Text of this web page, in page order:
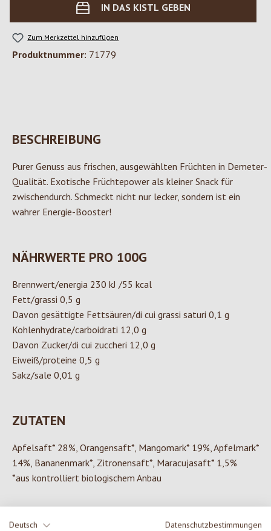
Deutsch Datenschutzbestimmungen
IN DAS KISTL GEBEN
Zum Merkzettel hinzufügen
Produktnummer: 71779
BESCHREIBUNG
Purer Genuss aus frischen, ausgewählten Früchten in Demeter-
Qualität. Exotische Früchtepower als kleiner Snack für
zwischendurch. Schmeckt nicht nur lecker, sondern ist ein
wahrer Energie-Booster!
NÄHRWERTE PRO 100G
Brennwert/energia 230 kJ /55 kcal
Fett/grassi 0,5 g
Davon gesättigte Fettsäuren/di cui grassi saturi 0,1 g
Kohlenhydrate/carboidrati 12,0 g
Davon Zucker/di cui zuccheri 12,0 g
Eiweiß/proteine 0,5 g
Sakz/sale 0,01 g
ZUTATEN
Apfelsaft* 28%, Orangensaft*, Mangomark* 19%, Apfelmark*
14%, Bananenmark*, Zitronensaft*, Maracujasaft* 1,5%
*aus kontrolliert biologischem Anbau